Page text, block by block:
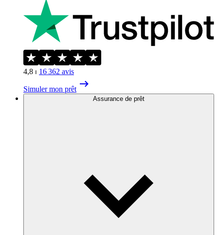
4,8 ⏐ 16 362 avis
Simuler mon prêt
Assurance de prêt